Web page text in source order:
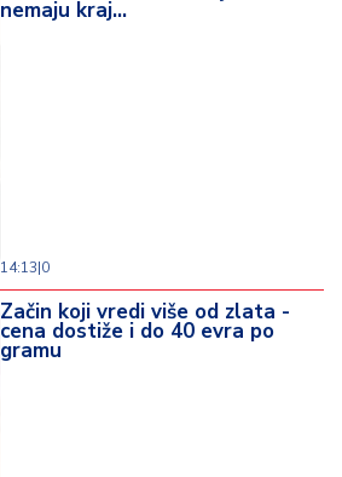
nemaju kraj...
14:13|0
Začin koji vredi više od zlata -
cena dostiže i do 40 evra po
gramu